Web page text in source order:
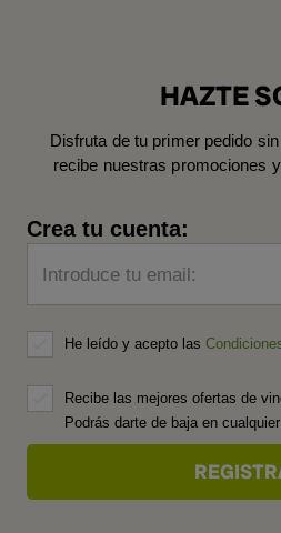
HAZTE
Disfruta de tu primer pedido
recibe nuestras promociones
Crea tu cuenta:
Introduce tu email:
He leído y acepto las
Recibe las mejores ofertas de
Podrás darte de baja en